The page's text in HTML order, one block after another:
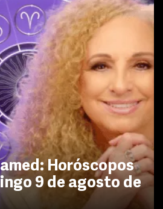
Horóscopos
9 de agosto de